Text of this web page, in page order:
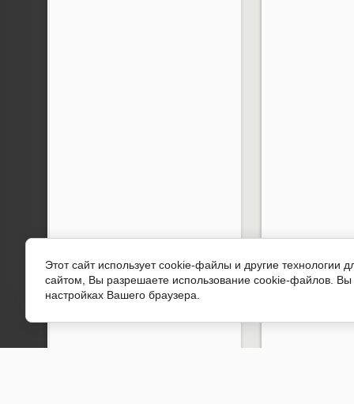
Этот сайт использует cookie-файлы и другие технологии
сайтом, Вы разрешаете использование cookie-файлов.
настройках Вашего браузера.